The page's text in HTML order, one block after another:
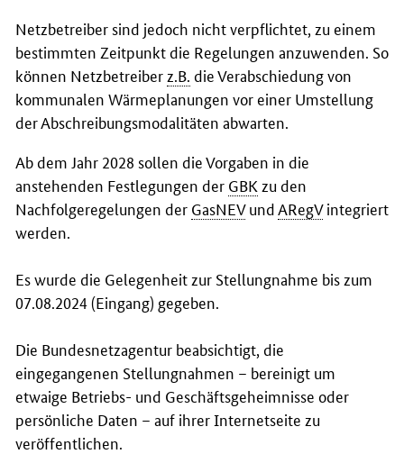
Netzbetreiber sind jedoch nicht verpflichtet, zu einem
bestimmten Zeitpunkt die Regelungen anzuwenden. So
können Netzbetreiber z.B. die Verabschiedung von
kommunalen Wärmeplanungen vor einer Umstellung
der Abschreibungsmodalitäten abwarten.
Ab dem Jahr 2028 sollen die Vorgaben in die
anstehenden Festlegungen der GBK zu den
Nachfolgeregelungen der GasNEVundARegVintegriert
werden.
Es wurde die Gelegenheit zur Stellungnahme bis zum
07.08.2024 (Eingang) gegeben.
Die Bundesnetzagentur beabsichtigt, die
eingegangenen Stellungnahmen – bereinigt um
etwaige Betriebs- und Geschäftsgeheimnisse oder
persönliche Daten – auf ihrer Internetseite zu
veröffentlichen.